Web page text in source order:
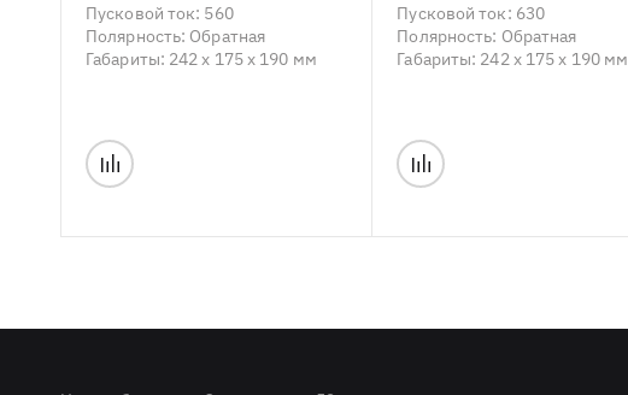
Пусковой ток: 560
Полярность: Обратная
Габариты: 242 x 175 x 190 мм
Пусковой ток: 630
Полярность: Обратная
Габариты: 242 x 175 x 190 мм